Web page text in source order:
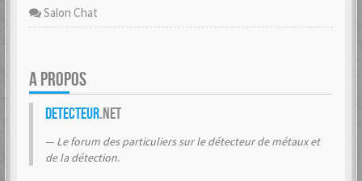
Salon Chat
A PROPOS
Detecteur.net
Le forum des particuliers sur le détecteur de métaux et
de la détection.